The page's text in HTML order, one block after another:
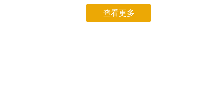
查看更多